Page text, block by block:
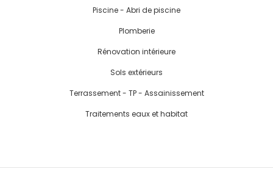
Piscine - Abri de piscine
Plomberie
Rénovation intérieure
Sols extérieurs
Terrassement - TP - Assainissement
Traitements eaux et habitat